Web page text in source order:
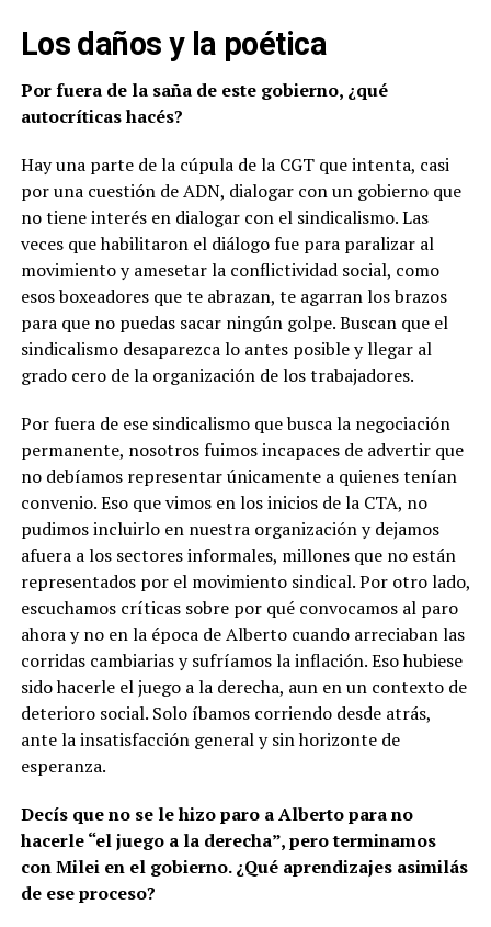
Los daños y la poética
Por fuera de la saña de este gobierno, ¿qué
autocríticas hacés?
Hay una parte de la cúpula de la CGT que intenta, casi
por una cuestión de ADN, dialogar con un gobierno que
no tiene interés en dialogar con el sindicalismo. Las
veces que habilitaron el diálogo fue para paralizar al
movimiento y amesetar la conflictividad social, como
esos boxeadores que te abrazan, te agarran los brazos
para que no puedas sacar ningún golpe. Buscan que el
sindicalismo desaparezca lo antes posible y llegar al
grado cero de la organización de los trabajadores.
Por fuera de ese sindicalismo que busca la negociación
permanente, nosotros fuimos incapaces de advertir que
no debíamos representar únicamente a quienes tenían
convenio. Eso que vimos en los inicios de la CTA, no
pudimos incluirlo en nuestra organización y dejamos
afuera a los sectores informales, millones que no están
representados por el movimiento sindical. Por otro lado,
escuchamos críticas sobre por qué convocamos al paro
ahora y no en la época de Alberto cuando arreciaban las
corridas cambiarias y sufríamos la inflación. Eso hubiese
sido hacerle el juego a la derecha, aun en un contexto de
deterioro social. Solo íbamos corriendo desde atrás,
ante la insatisfacción general y sin horizonte de
esperanza.
Decís que no se le hizo paro a Alberto para no
hacerle “el juego a la derecha”, pero terminamos
con Milei en el gobierno. ¿Qué aprendizajes asimilás
de ese proceso?